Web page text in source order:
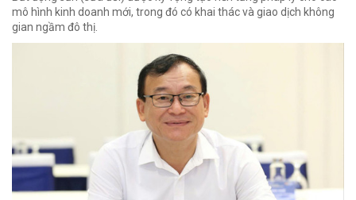
mô hình kinh doanh mới, trong đó có khai thác và giao dịch không
gian ngầm đô thị.